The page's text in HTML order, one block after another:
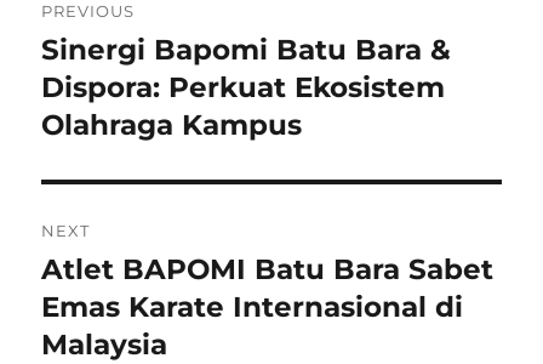
pos
PREVIOUS
Previous
post:
Sinergi Bapomi Batu Bara &
Dispora: Perkuat Ekosistem
Olahraga Kampus
NEXT
Next
post:
Atlet BAPOMI Batu Bara Sabet
Emas Karate Internasional di
Malaysia